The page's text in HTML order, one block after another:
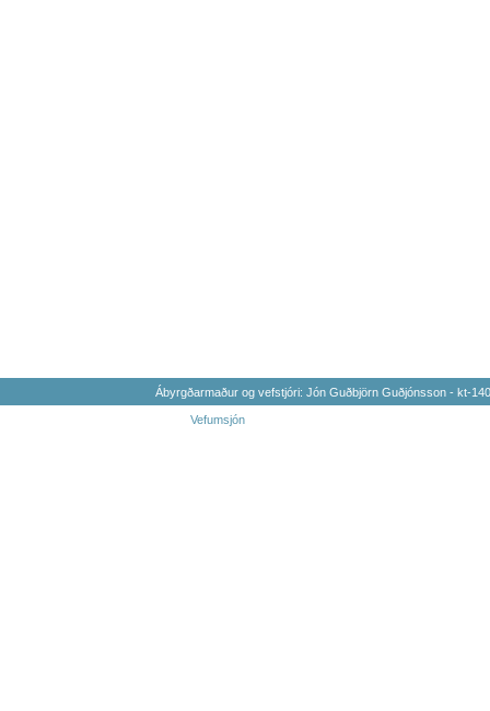
Ábyrgðarmaður og vefstjóri: Jón Guðbjörn Guðjónsson - kt-
Vefumsjón